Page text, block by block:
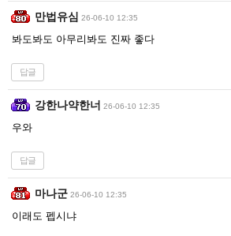
만법유심 26-06-10 12:35
봐도봐도 아무리봐도 진짜 좋다
답글
강한나약한너 26-06-10 12:35
우와
답글
마나군 26-06-10 12:35
이래도 펩시냐